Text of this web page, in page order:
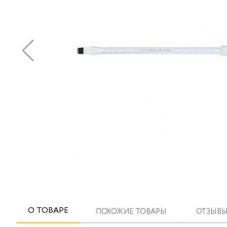
О ТОВАРЕ ПОХОЖИЕ ТОВАРЫ